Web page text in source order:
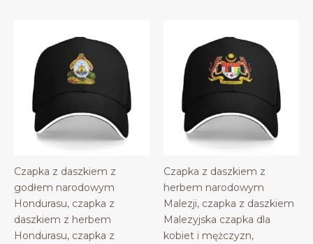
Czapka z daszkiem z
godłem narodowym
Hondurasu, czapka z
daszkiem z herbem
Hondurasu, czapka z
Czapka z daszkiem z
herbem narodowym
Malezji, czapka z daszkiem
Malezyjska czapka dla
kobiet i mężczyzn,